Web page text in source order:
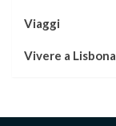
Viaggi
Vivere a Lisbona